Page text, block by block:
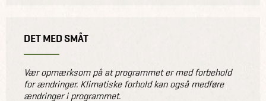
DET MED SMÅT
Vær opmærksom på at programmet er med forbehold
for ændringer. Klimatiske forhold kan også medføre
ændringer i programmet.